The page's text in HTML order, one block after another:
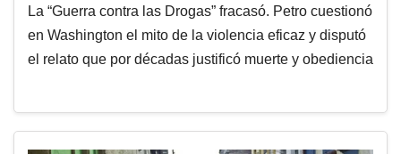
La “Guerra contra las Drogas” fracasó. Petro cuestionó
en Washington el mito de la violencia eficaz y disputó
el relato que por décadas justificó muerte y obediencia